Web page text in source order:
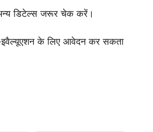
डिटेल्स जरूर चेक करें।
इवैल्यूएशन के लिए आवेदन कर सकता